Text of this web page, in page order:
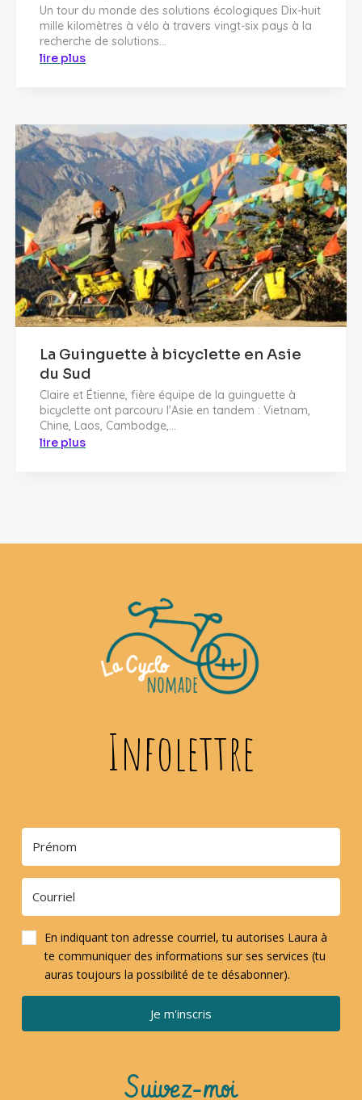
Un tour du monde des solutions écologiques Dix-huit
mille kilomètres à vélo à travers vingt-six pays à la
recherche de solutions...
lire plus
La Guinguette à bicyclette en Asie
du Sud
Claire et Étienne, fière équipe de la guinguette à
bicyclette ont parcouru l'Asie en tandem : Vietnam,
Chine, Laos, Cambodge,...
lire plus
Infolettre
En indiquant ton adresse courriel, tu autorises Laura à
te communiquer des informations sur ses services (tu
auras toujours la possibilité de te désabonner).
Je m'inscris
Suivez-moi